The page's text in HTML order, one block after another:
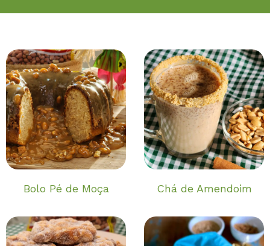
Bolo Pé de Moça Chá de Amendoim